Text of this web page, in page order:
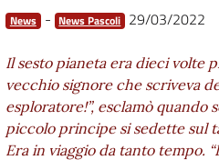
News - News Pascoli 29/03/2022
Il sesto pianeta era dieci volte
vecchio signore che scriveva
esploratore!”, esclamò
piccolo principe si sedette sul
Era in viaggio da tanto tempo.